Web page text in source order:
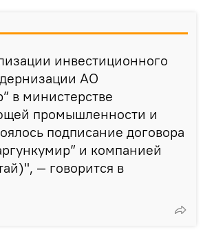
инвестиционного
АО
в министерстве
промышленности и
подписание договора
и компанией
— говорится в